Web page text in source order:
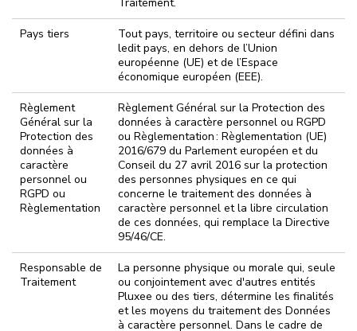
Pays tiers
Tout pays, territoire ou secteur défini dans
ledit pays, en dehors de l’Union
européenne (UE) et de l’Espace
économique européen (EEE).
Règlement
Général sur la
Protection des
données à
caractère
personnel ou
RGPD ou
Règlementation
Règlement Général sur la Protection des
données à caractère personnel ou RGPD
ou Règlementation : Règlementation (UE)
2016/679 du Parlement européen et du
Conseil du 27 avril 2016 sur la protection
des personnes physiques en ce qui
concerne le traitement des données à
caractère personnel et la libre circulation
de ces données, qui remplace la Directive
95/46/CE.
Responsable de
Traitement
La personne physique ou morale qui, seule
ou conjointement avec d'autres entités
Pluxee ou des tiers, détermine les finalités
et les moyens du traitement des Données
à caractère personnel. Dans le cadre de